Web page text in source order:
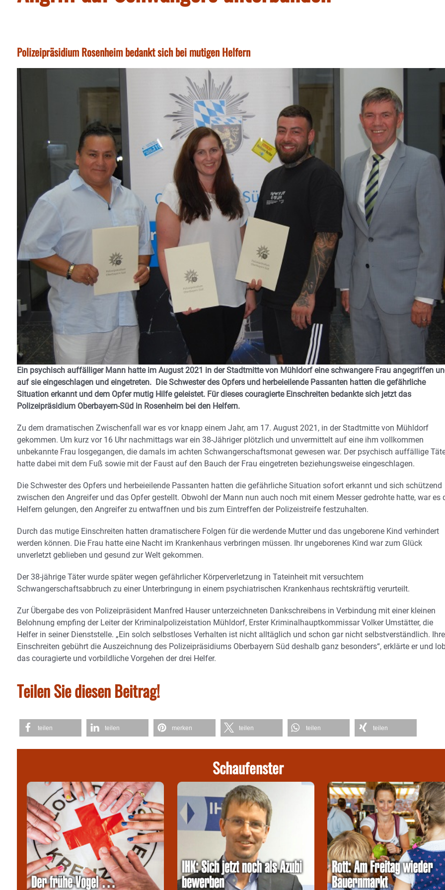
Polizeipräsidium Rosenheim bedankt sich bei mutigen Helfern
Ein psychisch auffälliger Mann hatte im August 2021 in der Stadtmitte von Mühldorf eine schwangere Frau angegriffen
auf sie eingeschlagen und eingetreten. Die Schwester des Opfers und herbeieilende Passanten hatten die gefährliche
Situation erkannt und dem Opfer mutig Hilfe geleistet. Für dieses couragierte Einschreiten bedankte sich jetzt das
Polizeipräsidium Oberbayern-Süd in Rosenheim bei den Helfern.
Zu dem dramatischen Zwischenfall war es vor knapp einem Jahr, am 17. August 2021, in der Stadtmitte von Mühldorf
gekommen. Um kurz vor 16 Uhr nachmittags war ein 38-Jähriger plötzlich und unvermittelt auf eine ihm vollkommen
unbekannte Frau losgegangen, die damals im achten Schwangerschaftsmonat gewesen war. Der psychisch auffällige
hatte dabei mit dem Fuß sowie mit der Faust auf den Bauch der Frau eingetreten beziehungsweise eingeschlagen.
Die Schwester des Opfers und herbeieilende Passanten hatten die gefährliche Situation sofort erkannt und sich schützend
zwischen den Angreifer und das Opfer gestellt. Obwohl der Mann nun auch noch mit einem Messer gedrohte hatte, war es
Helfern gelungen, den Angreifer zu entwaffnen und bis zum Eintreffen der Polizeistreife festzuhalten.
Durch das mutige Einschreiten hatten dramatischere Folgen für die werdende Mutter und das ungeborene Kind verhindert
werden können. Die Frau hatte eine Nacht im Krankenhaus verbringen müssen. Ihr ungeborenes Kind war zum Glück
unverletzt geblieben und gesund zur Welt gekommen.
Der 38-jährige Täter wurde später wegen gefährlicher Körperverletzung in Tateinheit mit versuchtem
Schwangerschaftsabbruch zu einer Unterbringung in einem psychiatrischen Krankenhaus rechtskräftig verurteilt.
Zur Übergabe des von Polizeipräsident Manfred Hauser unterzeichneten Dankschreibens in Verbindung mit einer kleinen
Belohnung empfing der Leiter der Kriminalpolizeistation Mühldorf, Erster Kriminalhauptkommissar Volker Umstätter, die
Helfer in seiner Dienststelle. „Ein solch selbstloses Verhalten ist nicht alltäglich und schon gar nicht selbstverständlich.
Einschreiten gebührt die Auszeichnung des Polizeipräsidiums Oberbayern Süd deshalb ganz besonders“, erklärte er und
das couragierte und vorbildliche Vorgehen der drei Helfer.
Teilen Sie diesen Beitrag!
teilen teilen merken teilen teilen teilen
Schaufenster